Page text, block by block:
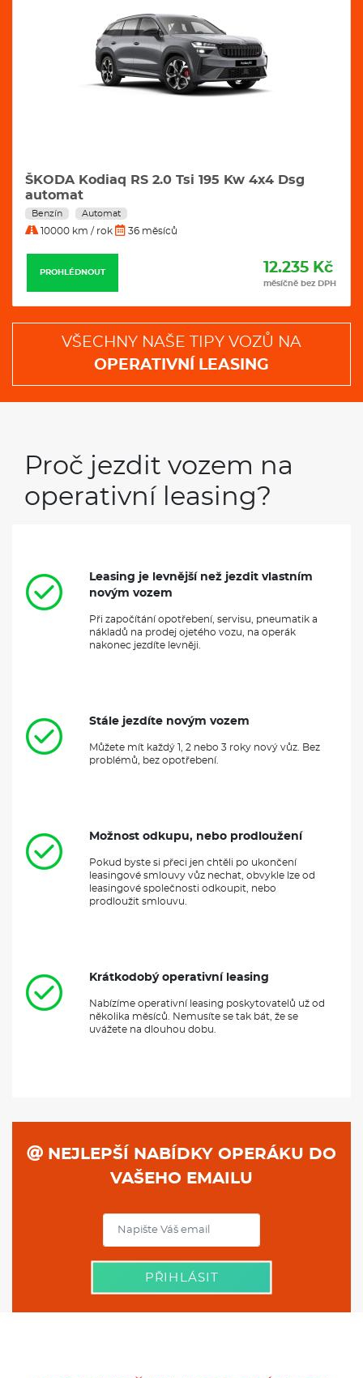
ŠKODA Kodiaq RS 2.0 Tsi 195 Kw 4x4 Dsg
automat
Benzín Automat
10000 km / rok 36 měsíců
PROHLÉDNOUT 12.235 Kč
měsíčně bez DPH
VŠECHNY NAŠE TIPY VOZŮ NA
OPERATIVNÍ LEASING
Proč jezdit vozem na
operativní leasing?
Leasing je levnější než jezdit vlastním
novým vozem
Při započítání opotřebení, servisu, pneumatik a
nákladů na prodej ojetého vozu, na operák
nakonec jezdíte levněji.
Stále jezdíte novým vozem
Můžete mít každý 1, 2 nebo 3 roky nový vůz. Bez
problémů, bez opotřebení.
Možnost odkupu, nebo prodloužení
Pokud byste si přeci jen chtěli po ukončení
leasingové smlouvy vůz nechat, obvykle lze od
leasingové společnosti odkoupit, nebo
prodloužit smlouvu.
Krátkodobý operativní leasing
Nabízíme operativní leasing poskytovatelů už od
několika měsíců. Nemusíte se tak bát, že se
uvážete na dlouhou dobu.
NEJLEPŠÍ NABÍDKY OPERÁKU DO
VAŠEHO EMAILU
PŘIHLÁSIT